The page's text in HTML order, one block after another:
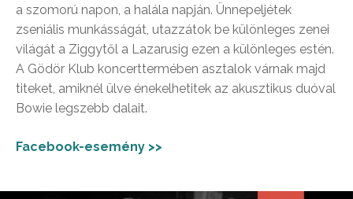
a szomorú napon, a halála napján. Ünnepeljétek
zseniális munkásságát, utazzátok be különleges zenei
világát a Ziggytől a Lazarusig ezen a különleges estén.
A Gödör Klub koncerttermében asztalok várnak majd
titeket, amiknél ülve énekelhetitek az akusztikus duóval
Bowie legszebb dalait.
Facebook-esemény >>